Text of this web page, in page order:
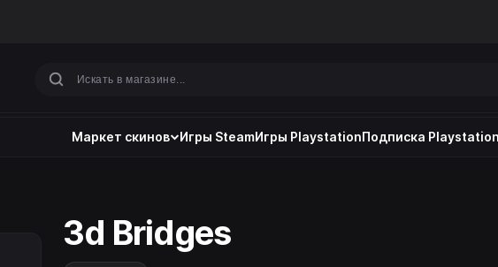
Маркет скинов Игры SteamИгры PlaystationПодписка
3d Bridges